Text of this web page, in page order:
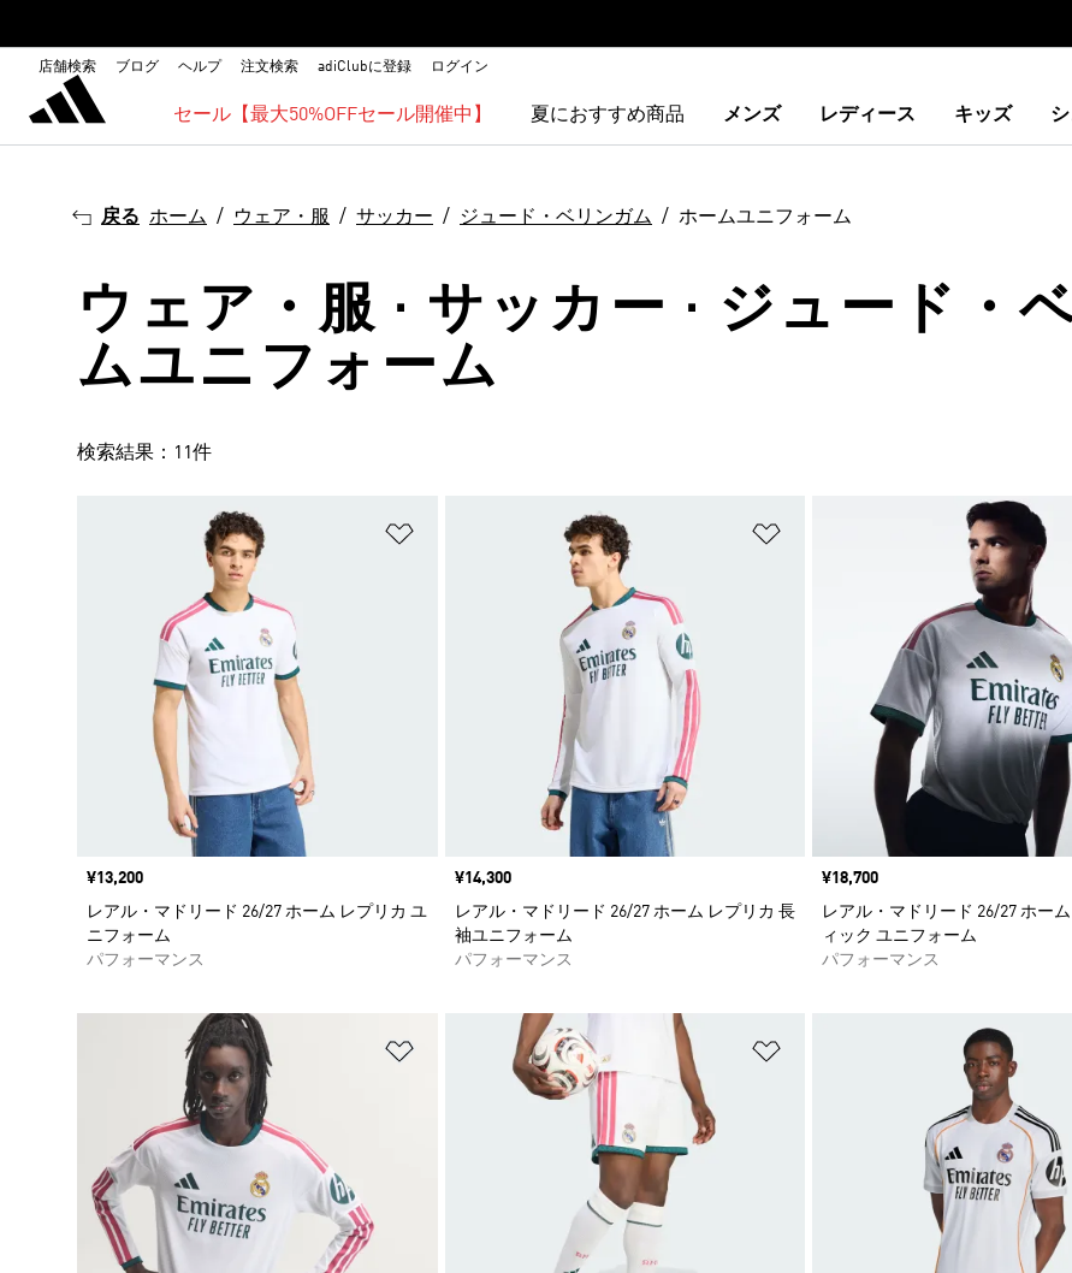
店舗検索 ブログ ヘルプ 注文検索 adiClubに登録 ログイン
セール【最大50%OFFセール開催中】 夏におすすめ商品 メンズ レディース キッズ
戻る ホーム ウェア・服 サッカー ジュード・ベリンガム ホームユニフォーム
ウェア・服 · サッカー · ジュード・
ムユニフォーム
検索結果：11件
ほしいものリストに追加
価格
¥13,200
レアル・マドリード 26/27 ホーム レプリカ ユ
ニフォーム
パフォーマンス
ほしいものリストに追加
価格
¥14,300
レアル・マドリード 26/27 ホーム レプリカ 長
袖ユニフォーム
パフォーマンス
価格
¥18,700
レアル・マドリード 26/27 ホー
ィック ユニフォーム
パフォーマンス
ほしいものリストに追加 ほしいものリストに追加